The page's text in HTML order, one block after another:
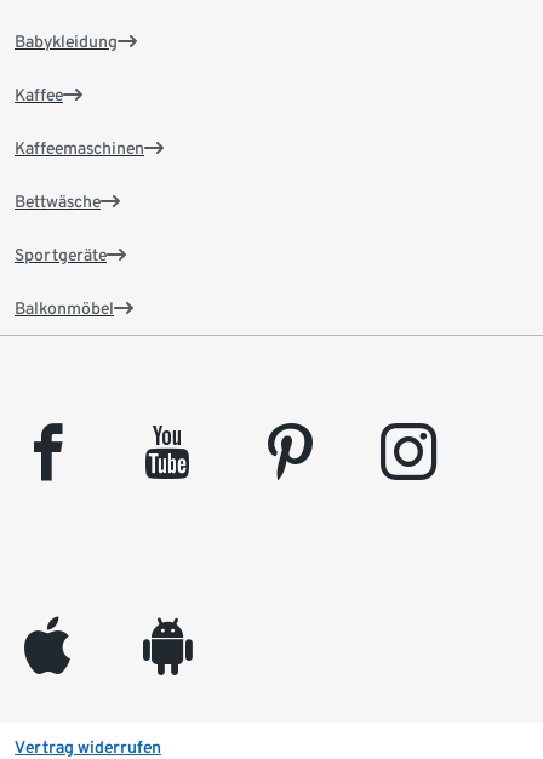
Babykleidung
Kaffee
Kaffeemaschinen
Bettwäsche
Sportgeräte
Balkonmöbel
facebook youtube pinterest instagram
appleinc android
Vertrag widerrufen